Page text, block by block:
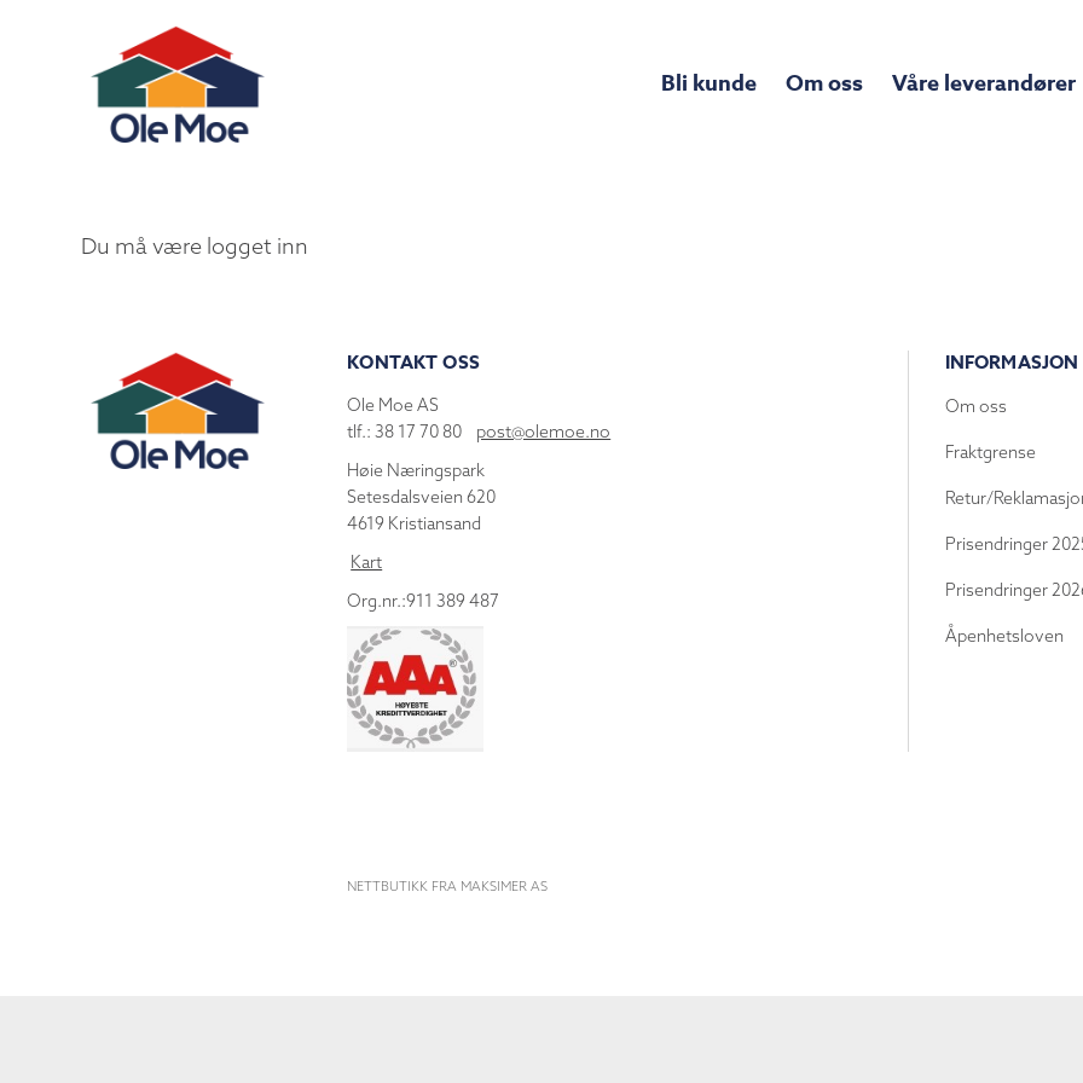
Bli kunde Om oss Våre leverandører
Du må være logget inn
KONTAKT OSS
Ole Moe AS
tlf.: 38 17 70 80 post@olemoe.no
Høie Næringspark
Setesdalsveien 620
4619 Kristiansand
Kart
Org.nr.:911 389 487
INFORMASJON
Om oss
Fraktgrense
Retur/
Prisendringer
Prisendringer
Åpenhetsloven
NETTBUTIKK FRA MAKSIMER AS